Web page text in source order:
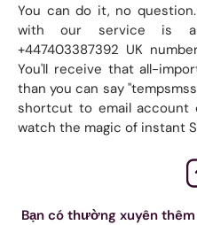
You can do it, no
with our service is
+447403387392 UK
You'll receive that all-
than you can say
shortcut to email account
watch the magic of instant
Bạn có thường xuyên